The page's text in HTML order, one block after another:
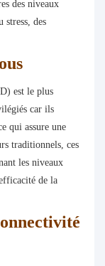
des niveaux
stress, des
est le plus
car ils
qui assure une
traditionnels, ces
les niveaux
de la